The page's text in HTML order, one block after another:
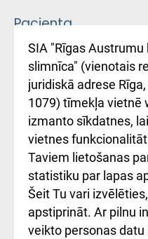
Pacienta
atsauksmju/sūdzību
iesniegšanas
kārtība
Kā pie mums nokļūt
Rēķinu apmaksas
ceļvedis
Rekvizīti un
ārstniecības
SIA "Rīgas
slimnīca" (vienotais
juridiskā adrese
1079) tīmekļa vietnē
izmanto sīkdatnes,
vietnes
Taviem lietošanas
statistiku par lapas
Šeit Tu vari
apstiprināt. Ar pilnu
veikto personas